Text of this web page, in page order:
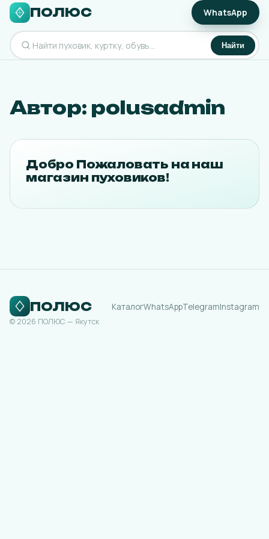
ПОЛЮС
Найти
WhatsApp
Автор: polusadmin
Добро Пожаловать на наш
магазин пуховиков!
ПОЛЮС КаталогWhatsAppTelegramInstagram
© 2026 ПОЛЮС — Якутск